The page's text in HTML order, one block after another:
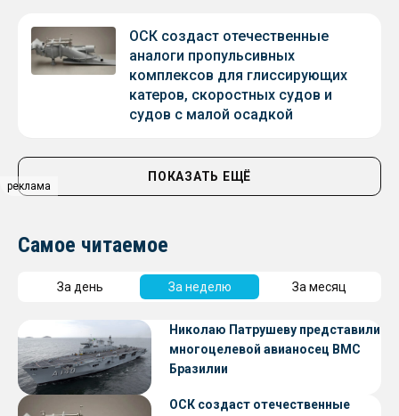
реклама
ОСК создаст отечественные
аналоги пропульсивных
комплексов для глиссирующих
катеров, скоростных судов и
судов с малой осадкой
ПОКАЗАТЬ ЕЩЁ
Самое читаемое
За день За неделю За месяц
Николаю Патрушеву представили
многоцелевой авианосец ВМС
Бразилии
ОСК создаст отечественные